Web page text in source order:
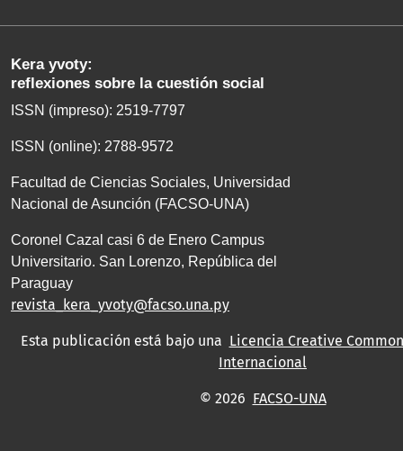
Kera yvoty:
reflexiones sobre la cuestión social
ISSN (impreso): 2519-7797
ISSN (online): 2788-9572
Facultad de Ciencias Sociales, Universidad
Nacional de Asunción (FACSO-UNA)
Coronel Cazal casi 6 de Enero Campus
Universitario. San Lorenzo, República del
Paraguay
revista_kera_yvoty@facso.una.py
Esta publicación está bajo una Licencia Creative
Internacional
© 2026 FACSO-UNA